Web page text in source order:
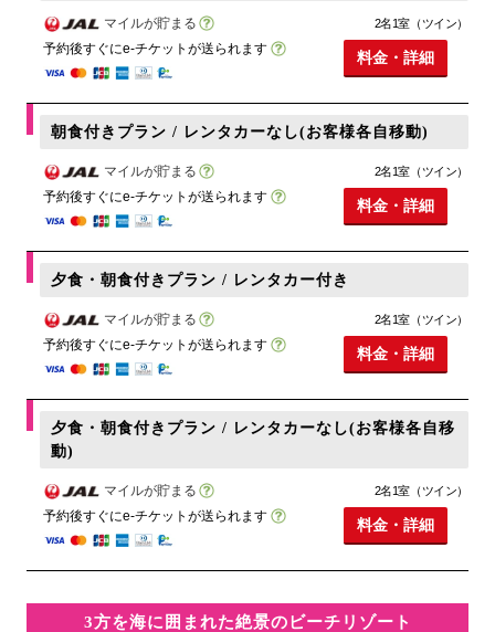
マイルが貯まる
予約後すぐにe-チケットが送られます
2名1室（ツイン）
料金・詳細
朝食付きプラン / レンタカーなし(お客様各自移動)
マイルが貯まる
予約後すぐにe-チケットが送られます
2名1室（ツイン）
料金・詳細
夕食・朝食付きプラン / レンタカー付き
マイルが貯まる
予約後すぐにe-チケットが送られます
2名1室（ツイン）
料金・詳細
夕食・朝食付きプラン / レンタカーなし(お客様各自移
動)
マイルが貯まる
予約後すぐにe-チケットが送られます
2名1室（ツイン）
料金・詳細
3方を海に囲まれた絶景のビーチリゾート